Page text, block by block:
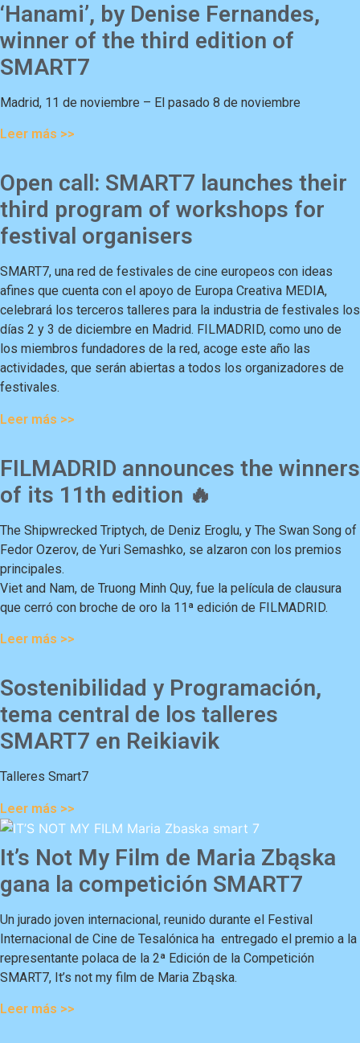
‘Hanami’, by Denise Fernandes,
winner of the third edition of
SMART7
Madrid, 11 de noviembre – El pasado 8 de noviembre
Leer más >>
Open call: SMART7 launches their
third program of workshops for
festival organisers
SMART7, una red de festivales de cine europeos con ideas
afines que cuenta con el apoyo de Europa Creativa MEDIA,
celebrará los terceros talleres para la industria de festivales los
días 2 y 3 de diciembre en Madrid. FILMADRID, como uno de
los miembros fundadores de la red, acoge este año las
actividades, que serán abiertas a todos los organizadores de
festivales.
Leer más >>
FILMADRID announces the winners
of its 11th edition 🔥
The Shipwrecked Triptych, de Deniz Eroglu, y The Swan Song of
Fedor Ozerov, de Yuri Semashko, se alzaron con los premios
principales.
Viet and Nam, de Truong Minh Quy, fue la película de clausura
que cerró con broche de oro la 11ª edición de FILMADRID.
Leer más >>
Sostenibilidad y Programación,
tema central de los talleres
SMART7 en Reikiavik
Talleres Smart7
Leer más >>
It’s Not My Film de Maria Zbąska
gana la competición SMART7
Un jurado joven internacional, reunido durante el Festival
Internacional de Cine de Tesalónica ha entregado el premio a la
representante polaca de la 2ª Edición de la Competición
SMART7, It’s not my film de Maria Zbąska.
Leer más >>